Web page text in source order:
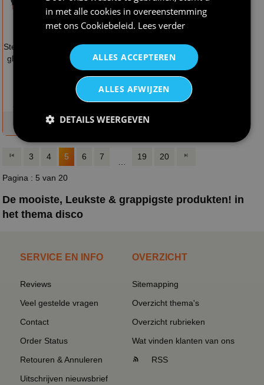
Steel de show met dit
glinsterende zwarte
op voorraad
Stralen als een ster
met onze gouden
pailletten blouse voor
op voorraad
3 4 5 6 7 19 20
Pagina : 5 van 20
De mooiste, Leukste & grappigste produkten! in
het thema disco
SERVICE EN INFO
Reviews
Veel gestelde vragen
Contact
Order Status
Retouren & Annuleren
Uitschrijven nieuwsbrief
OVERZICHT
Sitemapping
Overzicht thema's
Overzicht rubrieken
Wat vinden klanten van ons
RSS
in met alle cookies in overeenstemming
met ons Cookiebeleid. Lees verder
ALLES ACCEPTEREN
ALLES AFWIJZEN
DETAILS WEERGEVEN